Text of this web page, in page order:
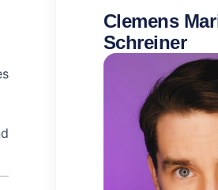
Clemens
Schreiner